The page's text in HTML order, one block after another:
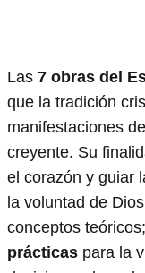
Las 7 obras del
que la tradición
manifestaciones
creyente. Su
el corazón y guiar
la voluntad de
conceptos
prácticas para la